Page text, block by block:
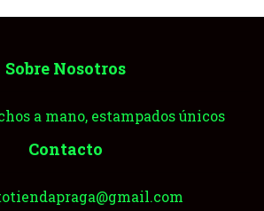
Sobre Nosotros
a mano, estampados únicos
Contacto